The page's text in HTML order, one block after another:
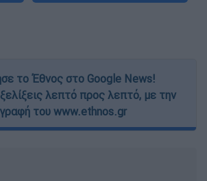
το Έθνος στο Google News!
λεπτό προς λεπτό, με την
του www.ethnos.gr